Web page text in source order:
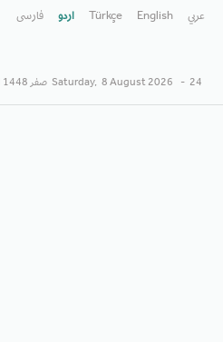
عربي English
Türkçe اردو فارسى
Saturday, 8 August 2026 - 24 صفر 1448 AH